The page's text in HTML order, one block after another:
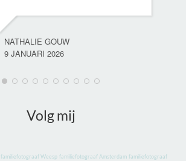
NATHALIE GOUW
9 JANUARI 2026
Volg mij
familiefotograaf Weesp familiefotograaf Amsterdam familiefotograaf